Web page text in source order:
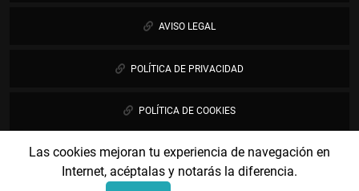
Las cookies mejoran tu experiencia de navegación en
Internet, acéptalas y notarás la diferencia.
AVISO LEGAL
POLÍTICA DE PRIVACIDAD
POLÍTICA DE COOKIES
PUBLICIDAD